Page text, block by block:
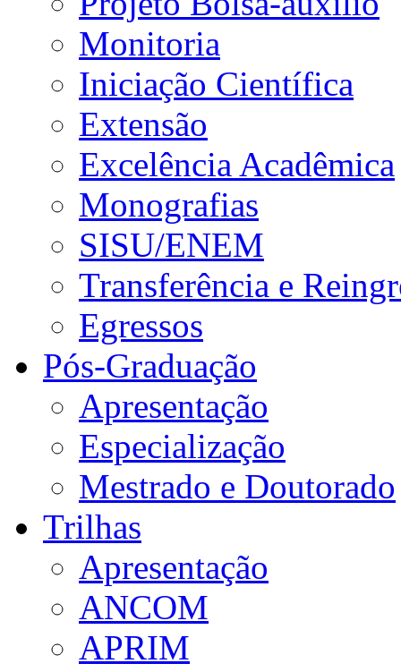
Monitoria
Iniciação Científica
Extensão
Excelência Acadêmica
Monografias
SISU/ENEM
Transferência e
Egressos
Pós-Graduação
Apresentação
Especialização
Mestrado e Doutorado
Trilhas
Apresentação
ANCOM
APRIM